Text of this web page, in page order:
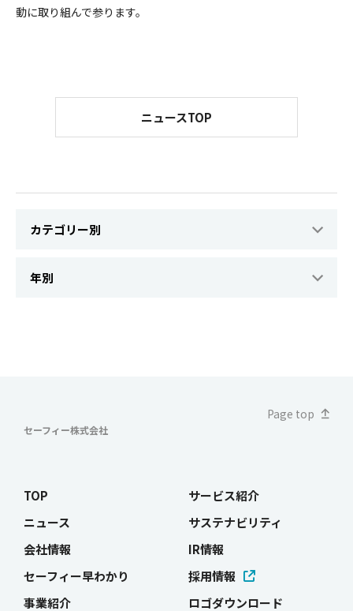
動に取り組んで参ります。
ニュースTOP
セーフィー株式会社
Page top
TOP
ニュース
会社情報
セーフィー早わかり
事業紹介
サービス紹介
サステナビリティ
IR情報
採用情報
ロゴダウンロード